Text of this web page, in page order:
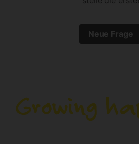
Neue Frage